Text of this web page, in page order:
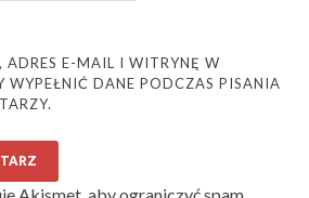
ADRES E-MAIL I WITRYNĘ W
WYPEŁNIĆ DANE PODCZAS PISANIA